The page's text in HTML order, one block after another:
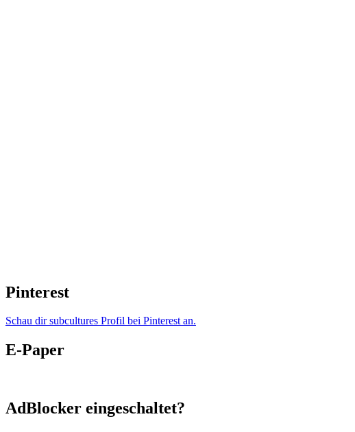
Pinterest
Schau dir subcultures Profil bei Pinterest an.
E-Paper
AdBlocker eingeschaltet?